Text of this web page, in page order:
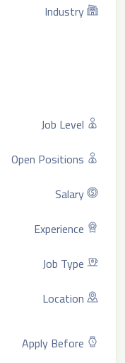
Industry
Job Level
Open Positions
Salary
Experience
Job Type
Location
Apply Before